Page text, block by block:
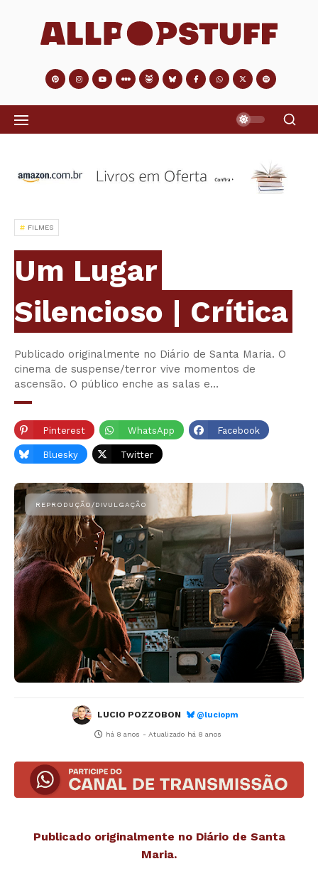
FILMES
Um Lugar
Silencioso | Crítica
Publicado originalmente no Diário de Santa Maria. O
cinema de suspense/terror vive momentos de
ascensão. O público enche as salas e…
Pinterest WhatsApp Facebook
Bluesky Twitter
LUCIO POZZOBON @luciopm
há 8 anos - Atualizado há 8 anos
Publicado originalmente no Diário de Santa
Maria.